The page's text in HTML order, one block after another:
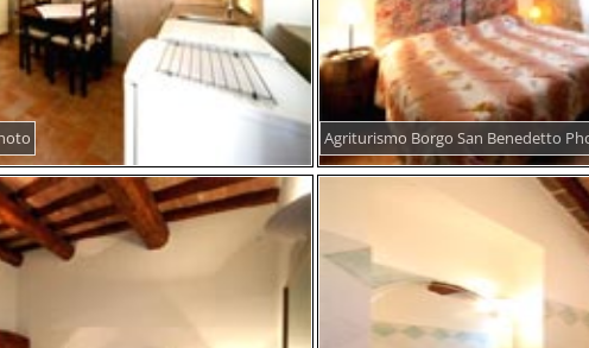
Agriturismo Borgo San Benedetto